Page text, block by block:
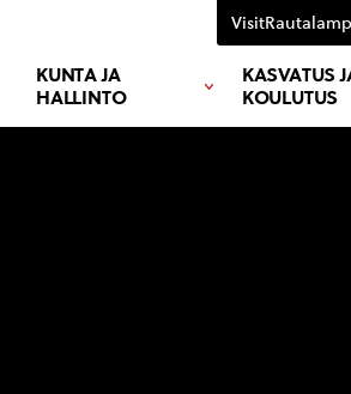
KUNTA JA
HALLINTO
KASVATUS
KOULUTUS